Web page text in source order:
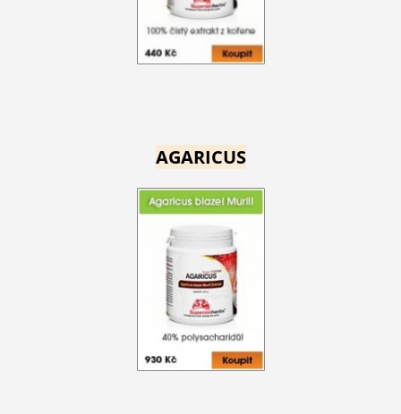
AGARICUS